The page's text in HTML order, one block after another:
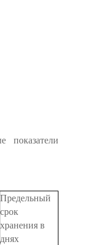
показатели
Предельный
срок
хранения в
днях